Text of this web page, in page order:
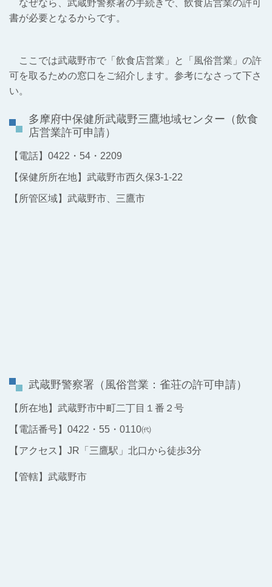
なぜなら、武蔵野警察署の手続きで、飲食店営業の許可
書が必要となるからです。
ここでは武蔵野市で「飲食店営業」と「風俗営業」の許
可を取るための窓口をご紹介します。参考になさって下さ
い。
多摩府中保健所武蔵野三鷹地域センター（飲食
店営業許可申請）
【電話】0422・54・2209
【保健所所在地】武蔵野市西久保3-1-22
【所管区域】武蔵野市、三鷹市
武蔵野警察署 （風俗営業：雀荘の許可申請）
【所在地】武蔵野市中町二丁目１番２号
【電話番号】0422・55・0110㈹
【アクセス】JR「三鷹駅」北口から徒歩3分
【管轄】武蔵野市